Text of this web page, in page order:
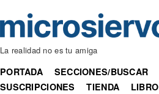
La realidad no es tu amiga
PORTADA SECCIONES/BUSCAR
SUSCRIPCIONES
TIENDA LIBRO